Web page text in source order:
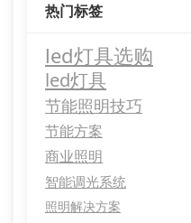
热门标签
led灯具选购
led灯具
节能照明技巧
节能方案
商业照明
智能调光系统
照明解决方案